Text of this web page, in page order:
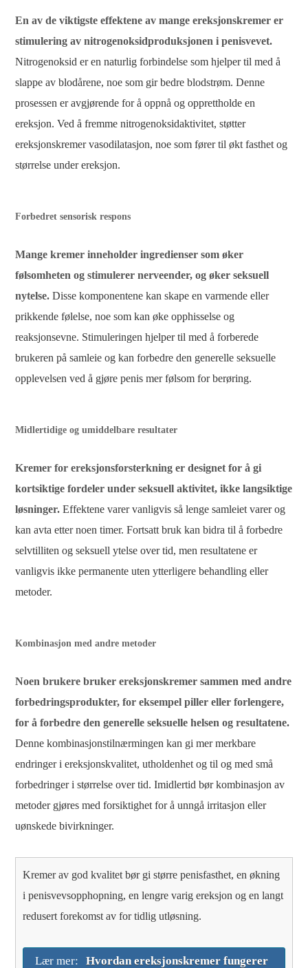
En av de viktigste effektene av mange ereksjonskremer er
stimulering av nitrogenoksidproduksjonen i penisvevet.
Nitrogenoksid er en naturlig forbindelse som hjelper til med å
slappe av blodårene, noe som gir bedre blodstrøm. Denne
prosessen er avgjørende for å oppnå og opprettholde en
ereksjon. Ved å fremme nitrogenoksidaktivitet, støtter
ereksjonskremer vasodilatasjon, noe som fører til økt fasthet og
størrelse under ereksjon.
Forbedret sensorisk respons
Mange kremer inneholder ingredienser som øker
følsomheten og stimulerer nerveender, og øker seksuell
nytelse. Disse komponentene kan skape en varmende eller
prikkende følelse, noe som kan øke opphisselse og
reaksjonsevne. Stimuleringen hjelper til med å forberede
brukeren på samleie og kan forbedre den generelle seksuelle
opplevelsen ved å gjøre penis mer følsom for berøring.
Midlertidige og umiddelbare resultater
Kremer for ereksjonsforsterkning er designet for å gi
kortsiktige fordeler under seksuell aktivitet, ikke langsiktige
løsninger. Effektene varer vanligvis så lenge samleiet varer og
kan avta etter noen timer. Fortsatt bruk kan bidra til å forbedre
selvtilliten og seksuell ytelse over tid, men resultatene er
vanligvis ikke permanente uten ytterligere behandling eller
metoder.
Kombinasjon med andre metoder
Noen brukere bruker ereksjonskremer sammen med andre
forbedringsprodukter, for eksempel piller eller forlengere,
for å forbedre den generelle seksuelle helsen og resultatene.
Denne kombinasjonstilnærmingen kan gi mer merkbare
endringer i ereksjonskvalitet, utholdenhet og til og med små
forbedringer i størrelse over tid. Imidlertid bør kombinasjon av
metoder gjøres med forsiktighet for å unngå irritasjon eller
uønskede bivirkninger.
Kremer av god kvalitet bør gi større penisfasthet, en økning
i penisvevsopphopning, en lengre varig ereksjon og en langt
redusert forekomst av for tidlig utløsning.
Lær mer: Hvordan ereksjonskremer fungerer